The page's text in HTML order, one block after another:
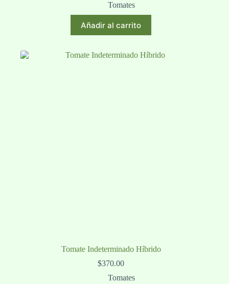
Tomates
Añadir al carrito
Tomate Indeterminado Híbrido
$370.00
Tomates